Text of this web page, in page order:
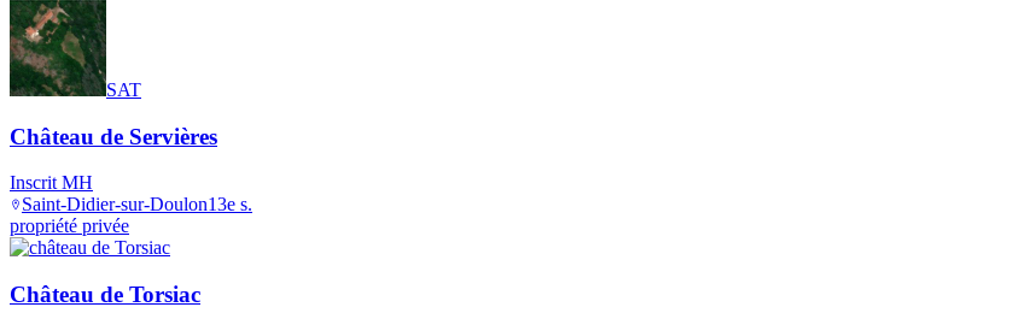
SAT
Château de Servières
Inscrit MH
Saint-Didier-sur-Doulon13e s.
propriété privée
Château de Torsiac